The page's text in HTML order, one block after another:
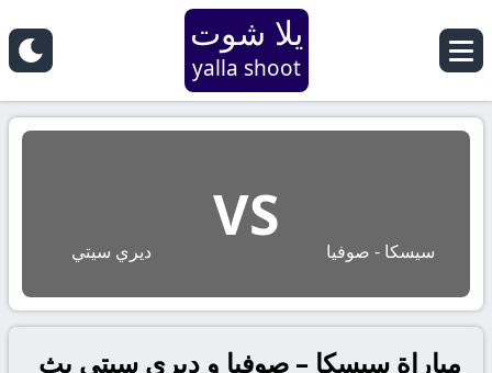
يلا شوت
yalla shoot
سيسكا - صوفيا
VS
ديري سيتي
مباراة سيسكا – صوفيا و ديري سيتي بث